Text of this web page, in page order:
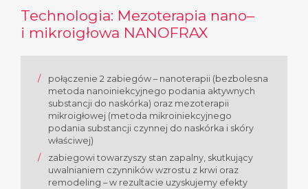
Technologia: Mezoterapia nano–
i mikroigłowa NANOFRAX
połączenie 2 zabiegów – nanoterapii (bezbolesna
metoda nanoiniekcyjnego podania aktywnych
substancji do naskórka) oraz mezoterapii
mikroigłowej (metoda mikroiniekcyjnego
podania substancji czynnej do naskórka i skóry
właściwej)
zabiegowi towarzyszy stan zapalny, skutkujący
uwalnianiem czynników wzrostu z krwi oraz
remodeling – w rezultacie uzyskujemy efekty